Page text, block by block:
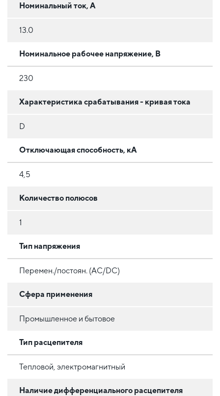
Номинальный ток, А
13.0
Номинальное рабочее напряжение, В
230
Характеристика срабатывания - кривая тока
D
Отключающая способность, кА
4,5
Количество полюсов
1
Тип напряжения
Перемен./постоян. (AC/DC)
Сфера применения
Промышленное и бытовое
Тип расцепителя
Тепловой, электромагнитный
Наличие дифференциального расцепителя